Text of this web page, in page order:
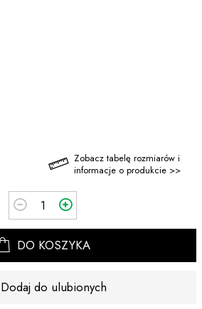
Zobacz tabelę rozmiarów i
informacje o produkcie >>
DO KOSZYKA
Dodaj do ulubionych